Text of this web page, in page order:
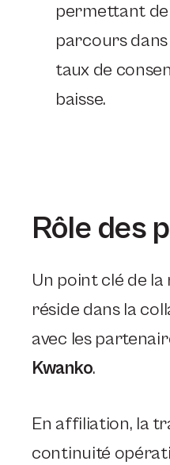
permettant
parcours
taux de
baisse.
Rôle des
Un point clé de
réside dans la
avec les
Kwanko.
En affiliation, la
continuité